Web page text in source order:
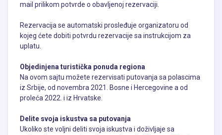
mail prilikom potvrde o obavljenoj rezervaciji.
Rezervacija se automatski prosleđuje organizatoru od
kojeg ćete dobiti potvrdu rezervacije sa instrukcijom za
uplatu.
Objedinjena turistička ponuda regiona
Na ovom sajtu možete rezervisati putovanja sa polascima
iz Srbije, od novembra 2021. Bosne i Hercegovine a od
proleća 2022. i iz Hrvatske.
Delite svoja iskustva sa putovanja
Ukoliko ste voljni deliti svoja iskustva i doživljaje sa